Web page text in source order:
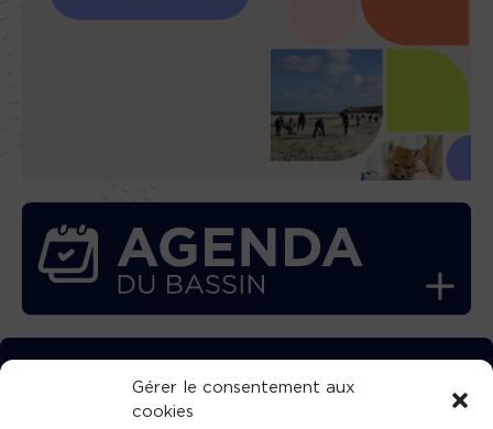
Gérer le consentement aux
cookies
TÉLÉCHARGEZ GRATUITEMENT
L’APPLICATION TVBA !